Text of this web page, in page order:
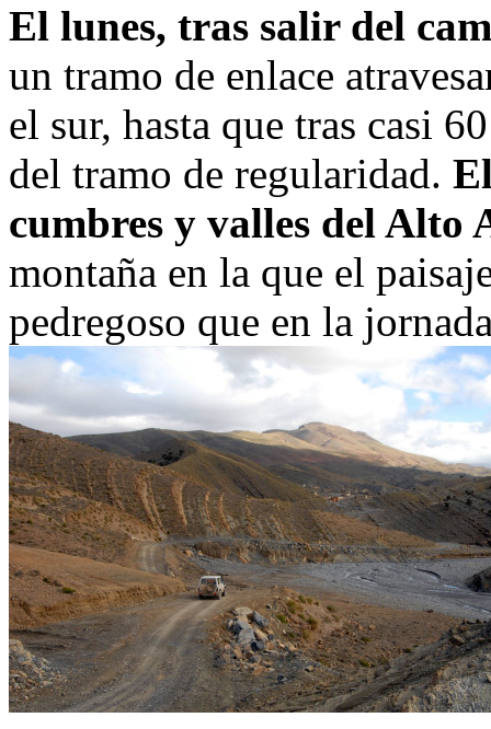
El lunes, tras salir del
un tramo de enlace
el sur, hasta que tras casi
del tramo de regularidad.
cumbres y valles del Alto
montaña en la que el
pedregoso que en la